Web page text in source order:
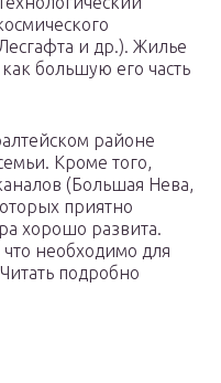
и др.). Жилье
большую его часть
районе
Кроме того,
(Большая Нева,
приятно
хорошо развита.
необходимо для
подробно